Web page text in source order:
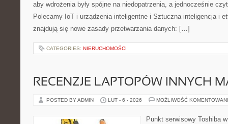
aby wdrożenia były spójne na niedopatrzenia, a jednocześnie
Polecamy IoT i urządzenia inteligentne i Sztuczna inteligencja i
znajdują się nowe zasady przetwarzania danych: […]
CATEGORIES: NIERUCHOMOŚCI
RECENZJE LAPTOPÓW INNYCH
POSTED BY ADMIN LUT - 6 - 2026 MOŻLIWOŚĆ
Punkt serwisowy Toshiba